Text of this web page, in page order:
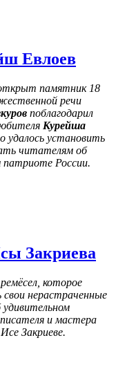
Евлоев
памятник 18
речи
поблагодарил
Курейша
удалось установить
читателям об
патриоте России.
Закриева
которое
нерастраченные
удивительном
и мастера
Закриеве.